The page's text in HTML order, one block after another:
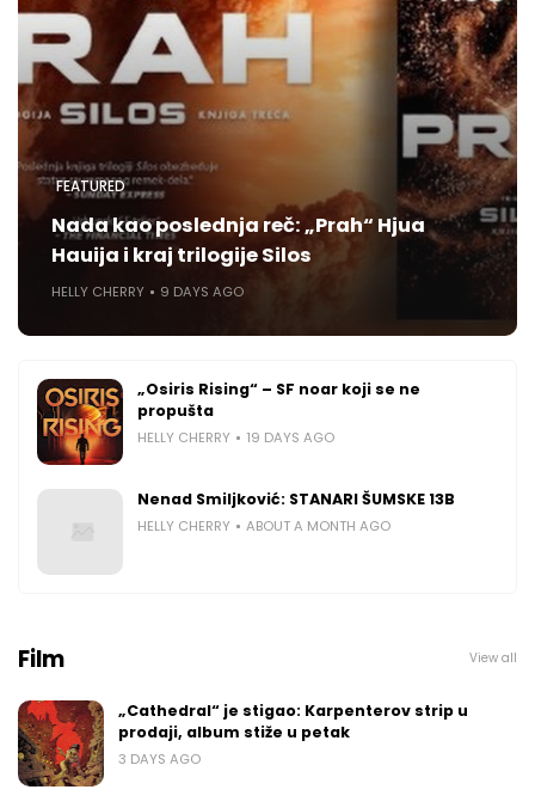
FEATURED
Nada kao poslednja reč: „Prah“ Hjua
Hauija i kraj trilogije Silos
HELLY CHERRY 9 DAYS AGO
„Osiris Rising“ – SF noar koji se ne
propušta
HELLY CHERRY 19 DAYS AGO
Nenad Smiljković: STANARI ŠUMSKE 13B
HELLY CHERRY ABOUT A MONTH AGO
Film View all
„Cathedral“ je stigao: Karpenterov strip u
prodaji, album stiže u petak
3 DAYS AGO